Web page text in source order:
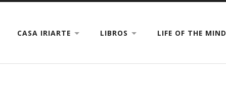
CASA IRIARTE LIBROS LIFE OF THE MIND